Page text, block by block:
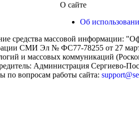
О сайте
Об
средства массовой информации:
СМИ Эл № ФС77-78255 от 27
и массовых коммуникаций
Администрация Сергиево-
по вопросам работы сайта: